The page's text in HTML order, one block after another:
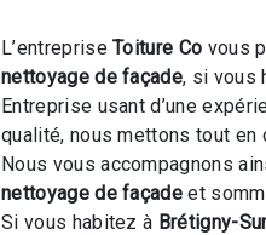
L’entrepriseToiture Co vous
nettoyage de façade, si vous
Entreprise usant d’une
qualité, nous mettons tout
Nous vous accompagnons
nettoyage de façade et
Si vous habitez à Brétigny-